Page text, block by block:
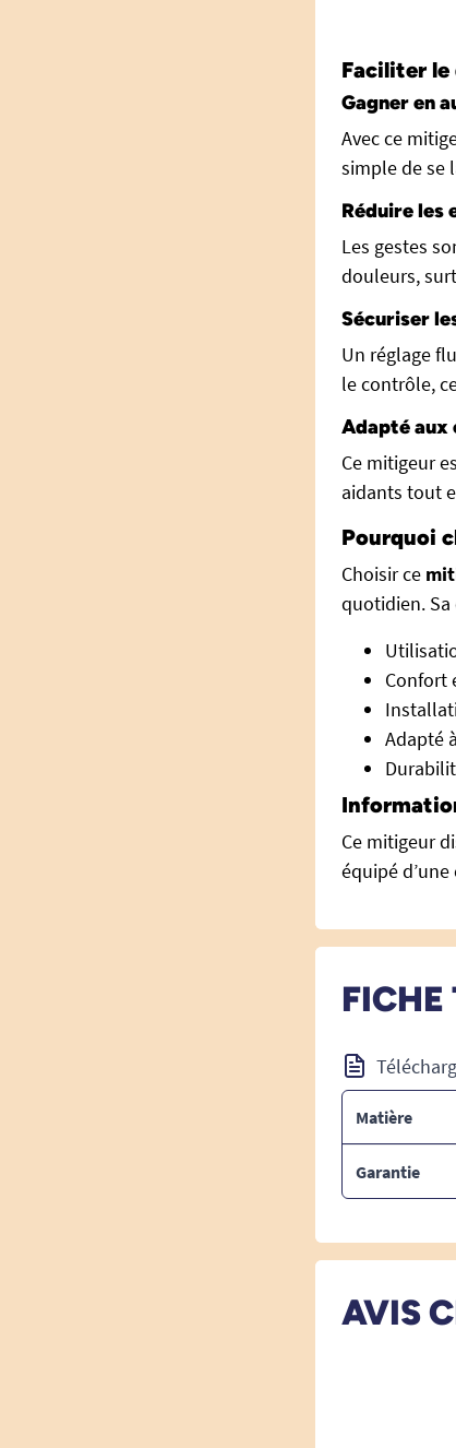
Faciliter le
Gagner en
Avec ce
simple de se
Réduire les
Les gestes
douleurs,
Sécuriser
Un réglage
le contrôle,
Adapté aux
Ce mitigeur
aidants tout
Pourquoi
Choisir ce
quotidien.
Confort
Adapté
Ce mitigeur
équipé
FICHE
Matière
Garantie
AVIS